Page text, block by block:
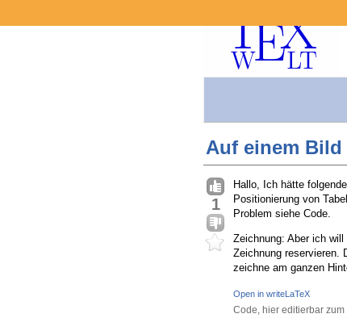
Auf einem
1
Hallo, Ich hätte
Positionierung von
Problem siehe Code.
Zeichnung: Aber ich
Zeichnung reservieren.
zeichne am ganzen
Open in writeLaTeX
Code, hier editierbar zum